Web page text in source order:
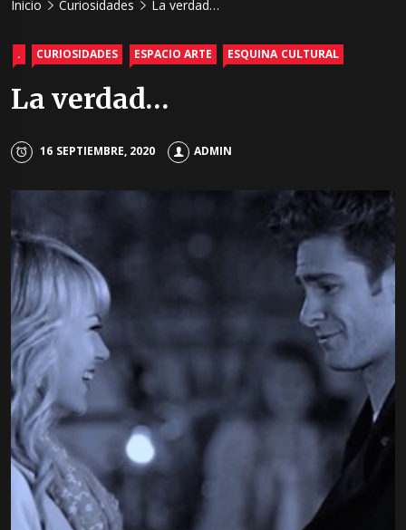
Inicio Curiosidades La verdad…
. CURIOSIDADES ESPACIO ARTE ESQUINA CULTURAL
La verdad…
16 SEPTIEMBRE, 2020 ADMIN